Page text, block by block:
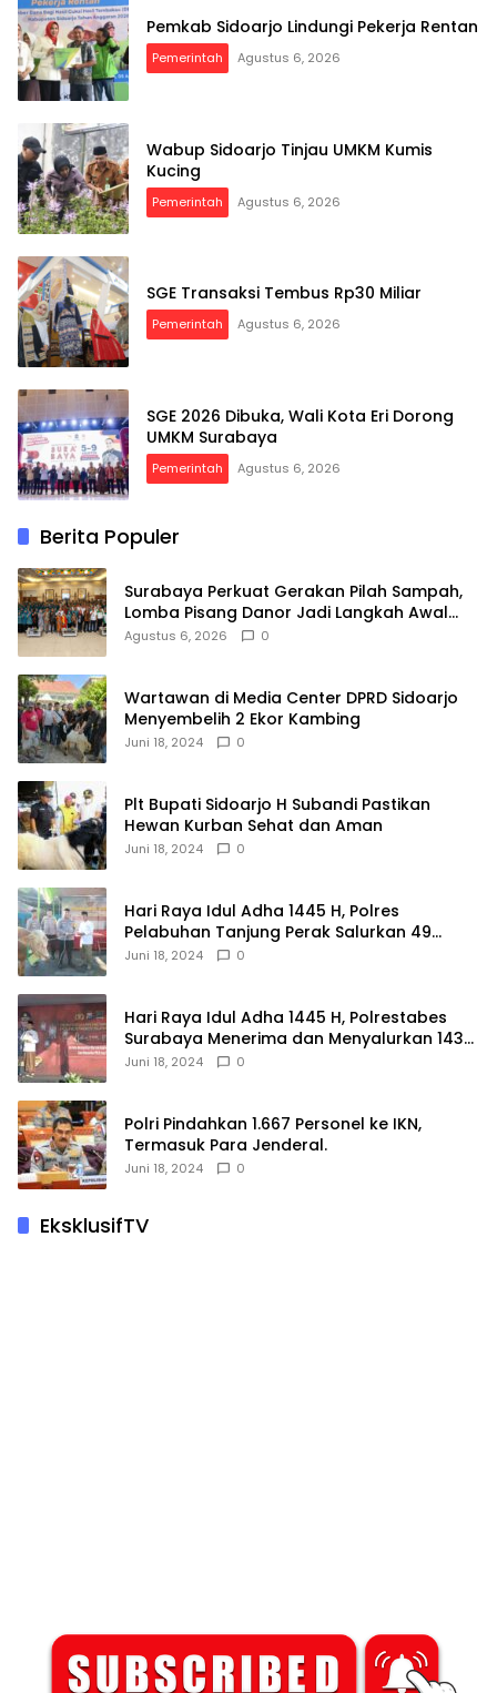
Pemkab Sidoarjo Lindungi Pekerja Rentan
Pemerintah Agustus 6, 2026
Wabup Sidoarjo Tinjau UMKM Kumis
Kucing
Pemerintah Agustus 6, 2026
SGE Transaksi Tembus Rp30 Miliar
Pemerintah Agustus 6, 2026
SGE 2026 Dibuka, Wali Kota Eri Dorong
UMKM Surabaya
Pemerintah Agustus 6, 2026
Berita Populer
Surabaya Perkuat Gerakan Pilah Sampah,
Lomba Pisang Danor Jadi Langkah Awal
Menuju Kampung Pancasila
Agustus 6, 2026 0
Wartawan di Media Center DPRD Sidoarjo
Menyembelih 2 Ekor Kambing
Juni 18, 2024 0
Plt Bupati Sidoarjo H Subandi Pastikan
Hewan Kurban Sehat dan Aman
Juni 18, 2024 0
Hari Raya Idul Adha 1445 H, Polres
Pelabuhan Tanjung Perak Salurkan 49
Hewan Korban.
Juni 18, 2024 0
Hari Raya Idul Adha 1445 H, Polrestabes
Surabaya Menerima dan Menyalurkan 143
Hewan Kurban
Juni 18, 2024 0
Polri Pindahkan 1.667 Personel ke IKN,
Termasuk Para Jenderal.
Juni 18, 2024 0
EksklusifTV